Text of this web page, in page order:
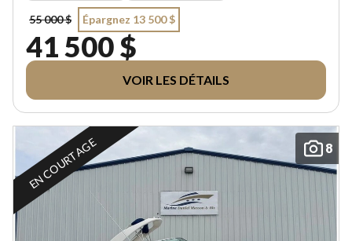
55 000 $ Épargnez 13 500 $
41 500 $
VOIR LES DÉTAILS
8
EN COURTAGE